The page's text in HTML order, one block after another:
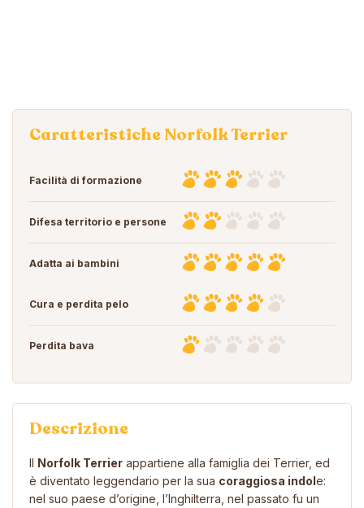
Caratteristiche Norfolk Terrier
Facilità di formazione
Difesa territorio e persone
Adatta ai bambini
Cura e perdita pelo
Perdita bava
Descrizione
Il Norfolk Terrier appartiene alla famiglia dei Terrier, ed
è diventato leggendario per la sua coraggiosa indole:
nel suo paese d’origine, l’Inghilterra, nel passato fu un